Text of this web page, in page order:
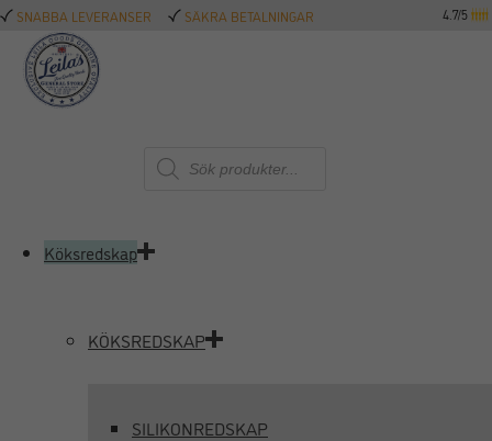
SNABBA LEVERANSER SÄKRA BETALNINGAR 4.7/5
Produktsökning
Köksredskap
KÖKSREDSKAP
SILIKONREDSKAP